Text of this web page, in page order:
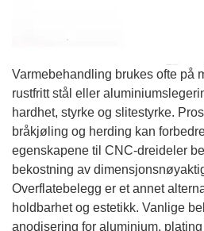
Varmebehandling brukes ofte på
rustfritt stål eller
hardhet, styrke og slitestyrke.
bråkjøling og herding kan
egenskapene til CNC-dreideler
bekostning av
Overflatebelegg er et annet
holdbarhet og estetikk. Vanlige
anodisering for aluminium,